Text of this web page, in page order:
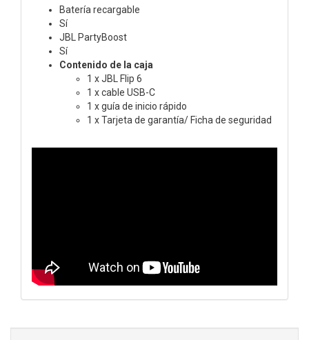
Batería recargable
Sí
JBL PartyBoost
Sí
Contenido de la caja
1 x JBL Flip 6
1 x cable USB-C
1 x guía de inicio rápido
1 x Tarjeta de garantía/ Ficha de seguridad